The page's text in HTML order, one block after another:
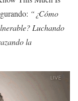
“¿Cómo
Luchando
la